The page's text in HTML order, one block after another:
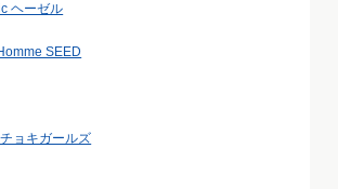
ヘーゼル
SEED
ョキガールズ